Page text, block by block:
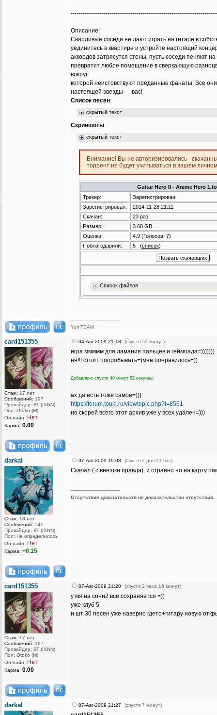
Описание:
Сварливые соседи не дают играть на гитаре в
уединитесь в квартире и устройте настоящий
аккордов затрясутся стены, пусть соседи пеняют
превратит любое помещение в сверкающую
вокруг
которой неистовствуют преданные фанаты. Все
настоящей звезды — вас!
Список песен:
скрытый текст
Скриншоты:
скрытый текст
Внимание! Вы не авторизировались -
торрент не будет учитываться в вашем
Guitar Hero II - Anime Hero
Трекер:
Зарегистрирован
Зарегистрирован:
2014-11-28 21:11
Скачан:
23 раз
Размер:
3.68 GB
Оценка:
4.9(Голосов: 7)
Поблагодарили:
5(список)
Список файлов
Yuri TEAM
card151355
Стаж: 17 лет
Сообщений: 197
Провайдер: ВТ (IXNN)
Пол: Otoko (M)
Он-лайн: Нет
Карма: 0.00
04-Авг-2009 21:13 (спустя 55 минут)
игра ммммм для ламания пальцев и геймпада=)))))))
ня!!! стоит попробывать=)мне понравилось=))
Добавлено спустя 40 минут 52 секунды:
ах да есть тоже самое=)))
https://forum.touki.ru/viewtopic.php?t=8561
но скорей всего этот архив уже у всех удален=)))
darkal
Стаж: 18 лет
Сообщений: 540
Провайдер: ВТ (IXNN)
Пол: Не определилось
Он-лайн: Нет
Карма: +0.15
07-Авг-2009 19:03 (спустя 2 дня 21 час)
Скачал ( с внешки правда), и странно но на карту
Отсутствие доказательств не доказательство отсутствия.
card151355
Стаж: 17 лет
Сообщений: 197
Провайдер: ВТ (IXNN)
Пол: Otoko (M)
Он-лайн: Нет
Карма: 0.00
07-Авг-2009 21:20 (спустя 2 часа 16 минут)
у мя на сони2 все сохраняется =))
уже клуб 5
и шт 30 песен уже наверно гдето+гитару новую
darkal 07-Авг-2009 21:27 (спустя 7 минут)